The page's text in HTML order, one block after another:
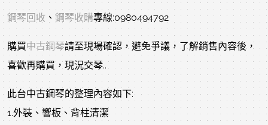
鋼琴回收 、 鋼琴收購專線:0980494792
購買中古鋼琴請至現場確認，避免爭議，了解銷售內容後，
喜歡再購買，現況交琴..
此台中古鋼琴的整理內容如下:
1.外裝、響板、背柱清潔